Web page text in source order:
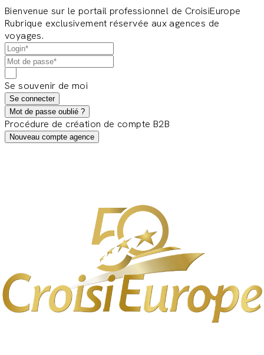
Bienvenue sur le portail professionnel de CroisiEurope
Rubrique exclusivement réservée aux agences de
voyages.
Se souvenir de moi
Se connecter
Mot de passe oublié ?
Procédure de création de compte B2B
Nouveau compte agence